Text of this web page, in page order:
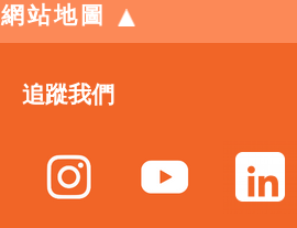
網站地圖
追蹤我們